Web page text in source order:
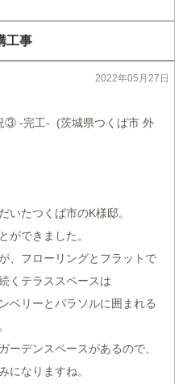
工事
2022年05月27日
-完工- (茨城県つくば市 外
いたつくば市のK様邸。
ができました。
、フローリングとフラットで
くテラススペースは
ベリーとパラソルに囲まれる
ーデンスペースがあるので、
になりますね。